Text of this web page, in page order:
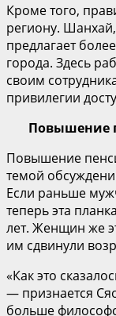
Кроме того,
региону.
предлагает
города. Здесь
своим
привилегии
Повышение
Повышение
темой
Если раньше
теперь эта
лет. Женщин же
им сдвинули
«Как это
— признается
больше